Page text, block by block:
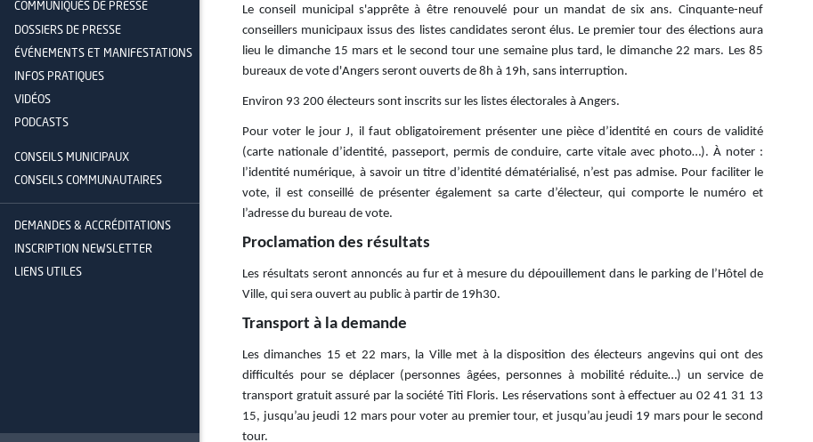
COMMUNIQUÉS DE PRESSE
DOSSIERS DE PRESSE
ÉVÉNEMENTS ET MANIFESTATIONS
INFOS PRATIQUES
VIDÉOS
PODCASTS
CONSEILS MUNICIPAUX
CONSEILS COMMUNAUTAIRES
DEMANDES & ACCRÉDITATIONS
INSCRIPTION NEWSLETTER
LIENS UTILES
Le conseil municipal s'apprête à être renouvelé pour un mandat de six ans. Cinquante-neuf
conseillers municipaux issus des listes candidates seront élus. Le premier tour des élections aura
lieu le dimanche 15 mars et le second tour une semaine plus tard, le dimanche 22 mars. Les 85
bureaux de vote d'Angers seront ouverts de 8h à 19h, sans interruption.
Environ 93 200 électeurs sont inscrits sur les listes électorales à Angers.
Pour voter le jour J, il faut obligatoirement présenter une pièce d’identité en cours de validité
(carte nationale d’identité, passeport, permis de conduire, carte vitale avec photo…). À noter :
l’identité numérique, à savoir un titre d’identité dématérialisé, n’est pas admise. Pour faciliter le
vote, il est conseillé de présenter également sa carte d’électeur, qui comporte le numéro et
l’adresse du bureau de vote.
Proclamation des résultats
Les résultats seront annoncés au fur et à mesure du dépouillement dans le parking de l’Hôtel de
Ville, qui sera ouvert au public à partir de 19h30.
Transport à la demande
Les dimanches 15 et 22 mars, la Ville met à la disposition des électeurs angevins qui ont des
difficultés pour se déplacer (personnes âgées, personnes à mobilité réduite…) un service de
transport gratuit assuré par la société Titi Floris. Les réservations sont à effectuer au 02 41 31 13
15, jusqu’au jeudi 12 mars pour voter au premier tour, et jusqu’au jeudi 19 mars pour le second
tour.